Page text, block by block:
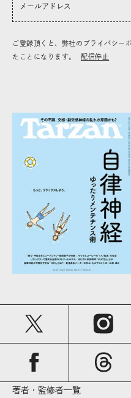
ご登録頂くと、弊社のプライバシー
たことになります。
配信停止
著者・監修者一覧